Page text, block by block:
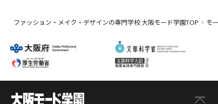
ファッション・メイク・デザインの専門学校 大阪モード学園TOP モ